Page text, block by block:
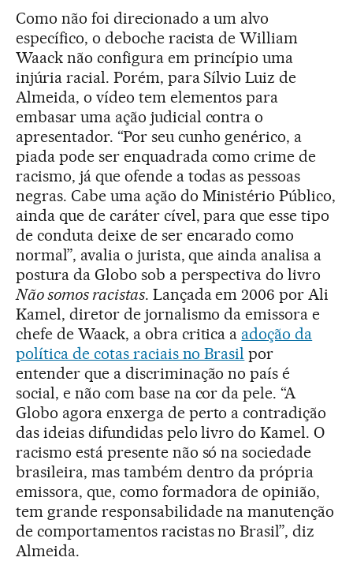
Como não foi direcionado a um alvo
específico, o deboche racista de William
Waack não configura em princípio uma
injúria racial. Porém, para Sílvio Luiz de
Almeida, o vídeo tem elementos para
embasar uma ação judicial contra o
apresentador. “Por seu cunho genérico, a
piada pode ser enquadrada como crime de
racismo, já que ofende a todas as pessoas
negras. Cabe uma ação do Ministério Público,
ainda que de caráter cível, para que esse tipo
de conduta deixe de ser encarado como
normal”, avalia o jurista, que ainda analisa a
postura da Globo sob a perspectiva do livro
Não somos racistas. Lançada em 2006 por Ali
Kamel, diretor de jornalismo da emissora e
chefe de Waack, a obra critica a adoção da
política de cotas raciais no Brasil por
entender que a discriminação no país é
social, e não com base na cor da pele. “A
Globo agora enxerga de perto a contradição
das ideias difundidas pelo livro do Kamel. O
racismo está presente não só na sociedade
brasileira, mas também dentro da própria
emissora, que, como formadora de opinião,
tem grande responsabilidade na manutenção
de comportamentos racistas no Brasil”, diz
Almeida.